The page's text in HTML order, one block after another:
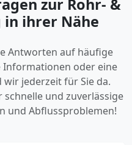
zur Rohr- &
ihrer Nähe
Antworten auf häufige
Informationen oder eine
jederzeit für Sie da.
und zuverlässige
und Abflussproblemen!